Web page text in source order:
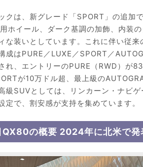
クは、新グレード「SPORT」の追加
ホイール、ダーク基調の加飾、内装
な装いとしています。これに伴い従
成はPURE／LUXE／SPORT／
れ、エントリーのPURE（RWD）
が10万ドル超、最上級の
級SUVとしては、リンカーン・ナビ
定で、割安感が支持を集めています。
QX80の概要 2024年に北米で発